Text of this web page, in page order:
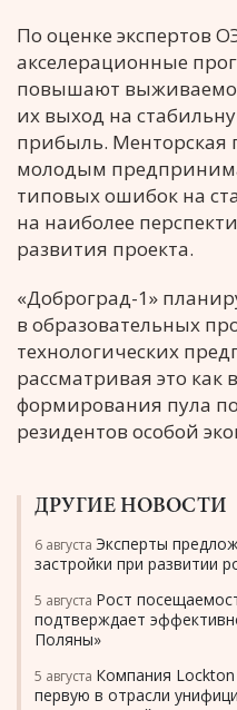
По оценке экспертов
акселерационные
повышают
их выход на
прибыль. Менторская
молодым
типовых ошибок на
на наиболее
развития проекта.
«Доброград-1»
в образовательных
технологических
рассматривая это
формирования пула
резидентов особой
ДРУГИЕ НОВОСТИ
6 августа Эксперты
застройки при развитии
5 августа Рост
подтверждает
Поляны»
5 августа Компания
первую в отрасли